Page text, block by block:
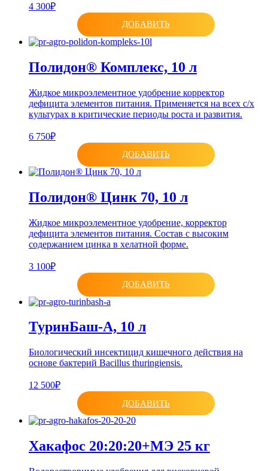
4 300₽
ДОБАВИТЬ
Полидон® Комплекс, 10 л
Жидкое микроэлементное удобрение корректор
дефицита элементов питания. Применяется на всех с/х
культурах в критические периоды роста и развития.
6 750₽
ДОБАВИТЬ
Полидон® Цинк 70, 10 л
Жидкое микроэлементное удобрение, корректор
дефицита элементов питания. Состав с высоким
содержанием цинка в хелатной форме.
3 100₽
ДОБАВИТЬ
ТуринБаш-А, 10 л
Биологический инсектицид кишечного действия на
основе бактерий Bacillus thuringiensis.
12 500₽
ДОБАВИТЬ
Хакафос 20:20:20+МЭ 25 кг